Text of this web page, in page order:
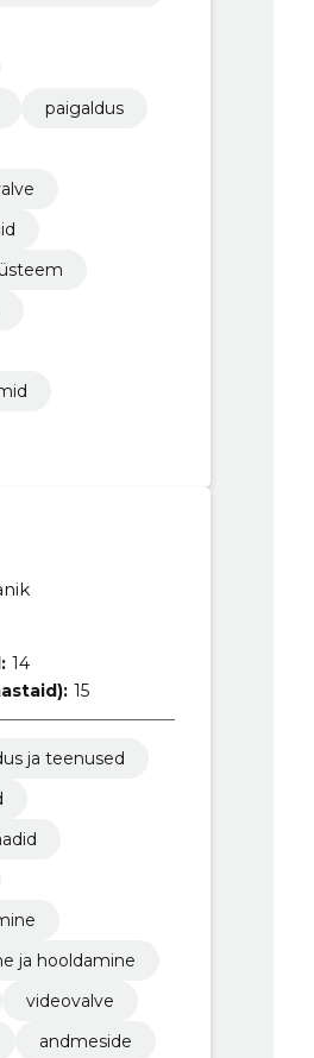
paigaldus
14
15
ja teenused
ja hooldamine
videovalve
andmeside